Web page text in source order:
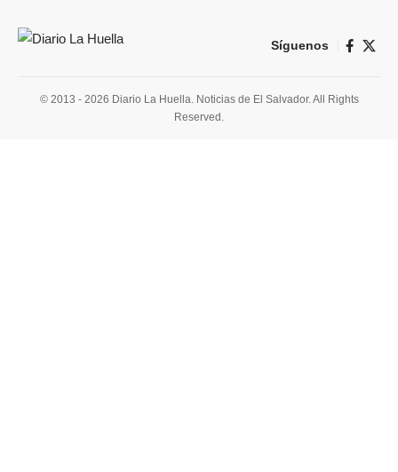
Síguenos
© 2013 - 2026 Diario La Huella. Noticias de El Salvador. All Rights
Reserved.